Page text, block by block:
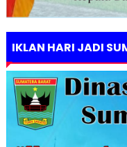
IKLAN HARI JADI